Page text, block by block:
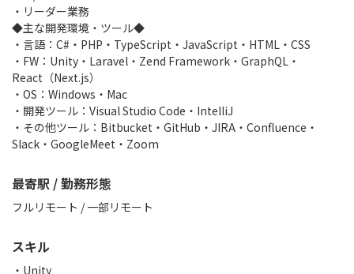
・リーダー業務
◆主な開発環境・ツール◆
・言語：C#・PHP・TypeScript・JavaScript・HTML・CSS
・FW：Unity・Laravel・Zend Framework・GraphQL・
React（Next.js）
・OS：Windows・Mac
・開発ツール：Visual Studio Code・IntelliJ
・その他ツール：Bitbucket・GitHub・JIRA・Confluence・
Slack・GoogleMeet・Zoom
最寄駅 / 勤務形態
フルリモート / 一部リモート
スキル
Unity